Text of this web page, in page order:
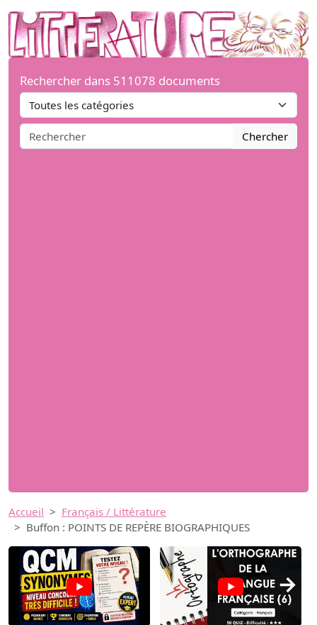
Rechercher dans 511078 documents
Chercher
Accueil
Français / Littérature
Buffon : POINTS DE REPÈRE BIOGRAPHIQUES
→